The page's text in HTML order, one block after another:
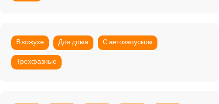
В кожухе Для дома
С автозапуском
Трехфазные